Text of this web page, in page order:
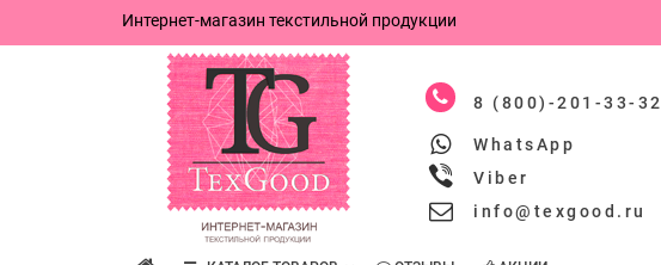
Интернет-магазин текстильной продукции
8 (800)-201-33-32
WhatsApp
Viber
info@texgood.ru